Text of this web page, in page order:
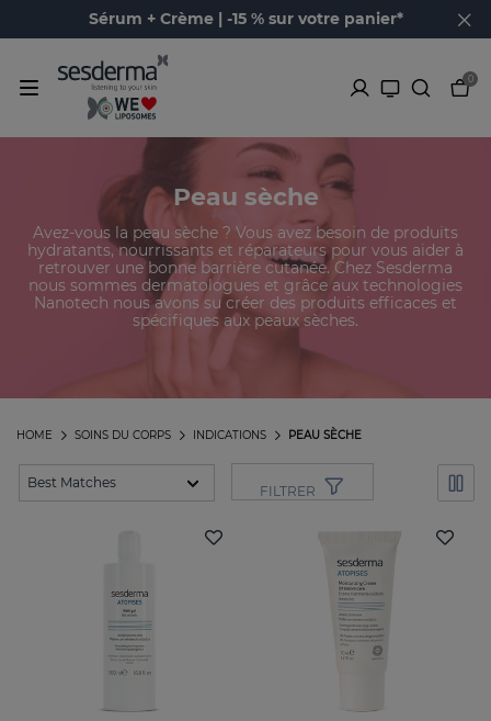
Sérum + Crème | -15 % sur votre panier*
0
Peau sèche
Avez-vous la peau sèche ? Vous avez besoin de produits
hydratants, nourrissants et réparateurs pour vous aider à
retrouver une bonne barrière cutanée. Chez Sesderma
nous sommes dermatologues et grâce aux technologies
Nanotech nous avons su créer des produits efficaces et
spécifiques aux peaux sèches.
PEAU SÈCHE
INDICATIONS
SOINS DU CORPS
HOME
FILTRER